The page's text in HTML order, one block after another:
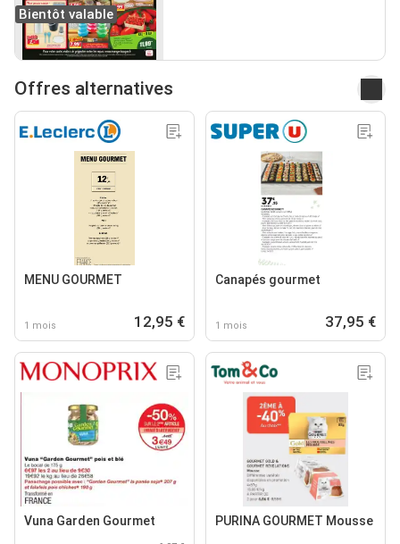
Bientôt valable
Offres alternatives
MENU GOURMET
1 mois 12,95 €
Canapés gourmet
1 mois 37,95 €
Vuna Garden Gourmet PURINA GOURMET Mousse